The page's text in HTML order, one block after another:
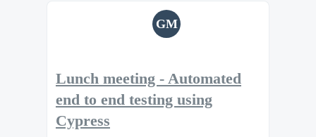
GM
Lunch meeting - Automated
end to end testing using
Cypress